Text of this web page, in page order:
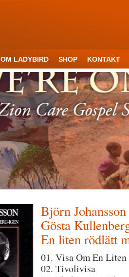
OM LADYBIRD SHOP KONTAKT
Björn
Gösta
En liten rödlätt
01. Visa Om En
02. Tivolivisa